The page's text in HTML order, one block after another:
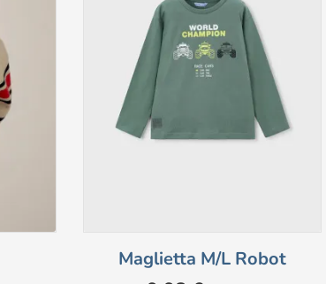
Maglietta M/l Robot